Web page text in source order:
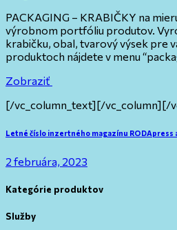
PACKAGING – KRABIČKY na
výrobnom portfóliu produtov.
krabičku, obal, tvarový výsek pre
produktoch nájdete v menu
Zobraziť
[/vc_column_text][/vc_column][/
Navigácia
v
Next
Letné číslo inzertného magazínu
2 februára, 2023
Kategórie produktov
Služby